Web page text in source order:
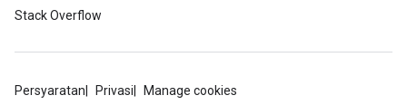
Stack Overflow
Persyaratan Privasi Manage cookies